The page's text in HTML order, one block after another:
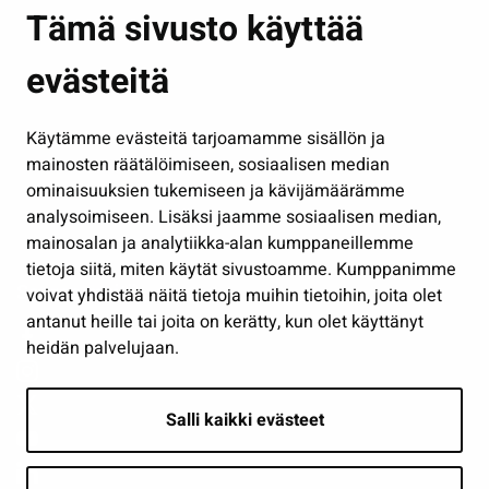
Tämä sivusto käyttää
evästeitä
Käytämme evästeitä tarjoamamme sisällön ja
mainosten räätälöimiseen, sosiaalisen median
ominaisuuksien tukemiseen ja kävijämäärämme
analysoimiseen. Lisäksi jaamme sosiaalisen median,
mainosalan ja analytiikka-alan kumppaneillemme
tietoja siitä, miten käytät sivustoamme. Kumppanimme
voivat yhdistää näitä tietoja muihin tietoihin, joita olet
antanut heille tai joita on kerätty, kun olet käyttänyt
heidän palvelujaan.
Salli kaikki evästeet
Kasvatus ja opetus
Kulttuuri ja liikunta
Työ ja yrittäminen
Osallistu ja asioi
Näytä omat evästeasetukseni
Seuraa meitä